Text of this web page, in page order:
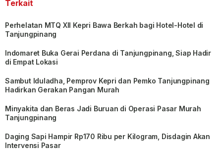
Terkait
Perhelatan MTQ XII Kepri Bawa Berkah bagi Hotel-Hotel di
Tanjungpinang
Indomaret Buka Gerai Perdana di Tanjungpinang, Siap Hadir
di Empat Lokasi
Sambut Iduladha, Pemprov Kepri dan Pemko Tanjungpinang
Hadirkan Gerakan Pangan Murah
Minyakita dan Beras Jadi Buruan di Operasi Pasar Murah
Tanjungpinang
Daging Sapi Hampir Rp170 Ribu per Kilogram, Disdagin Akan
Intervensi Pasar